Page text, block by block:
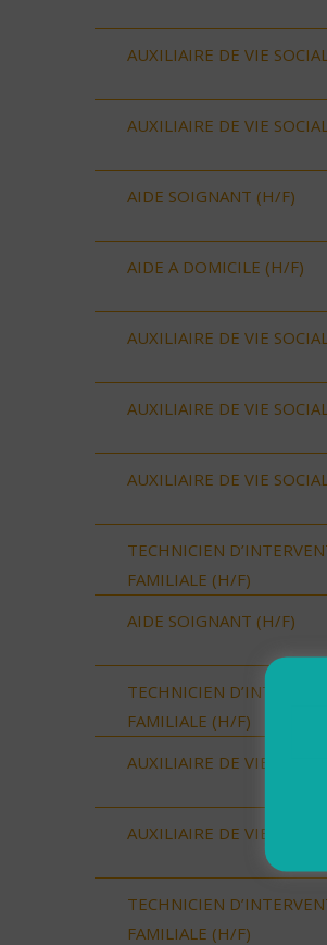
AUXILIAIRE DE VIE
AUXILIAIRE DE VIE
AIDE SOIGNANT (H/F)
AIDE A DOMICILE (H/F)
AUXILIAIRE DE VIE
AUXILIAIRE DE VIE
AUXILIAIRE DE VIE
TECHNICIEN
FAMILIALE (H/F)
AIDE SOIGNANT (H/F)
TECHNICIEN
FAMILIALE (H/F)
AUXILIAIRE DE VIE
AUXILIAIRE DE VIE
TECHNICIEN
FAMILIALE (H/F)